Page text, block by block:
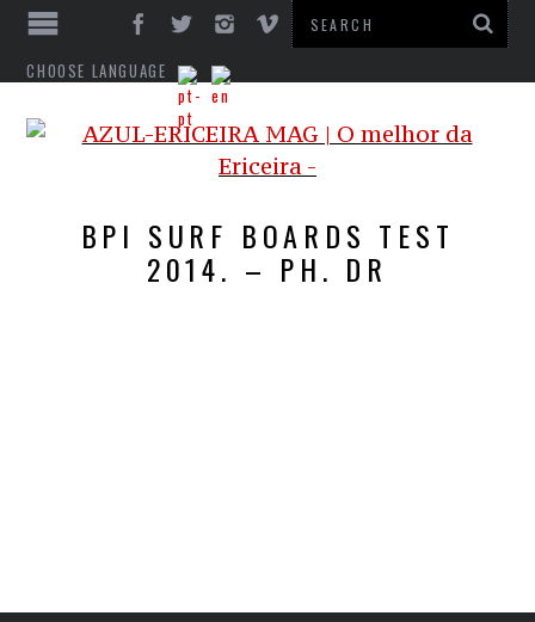
CHOOSE LANGUAGE
BPI SURF BOARDS TEST
2014. – PH. DR